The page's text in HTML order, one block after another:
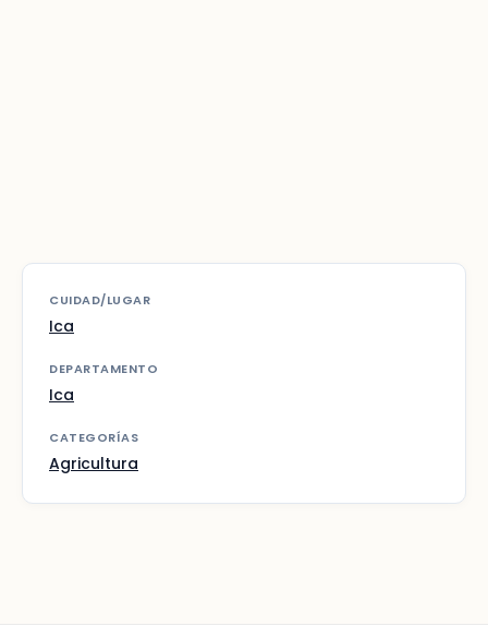
CUIDAD/LUGAR
Ica
DEPARTAMENTO
Ica
CATEGORÍAS
Agricultura